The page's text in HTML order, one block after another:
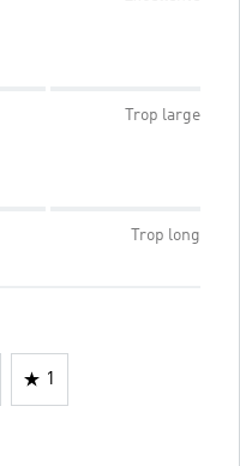
Trop large
Trop long
1